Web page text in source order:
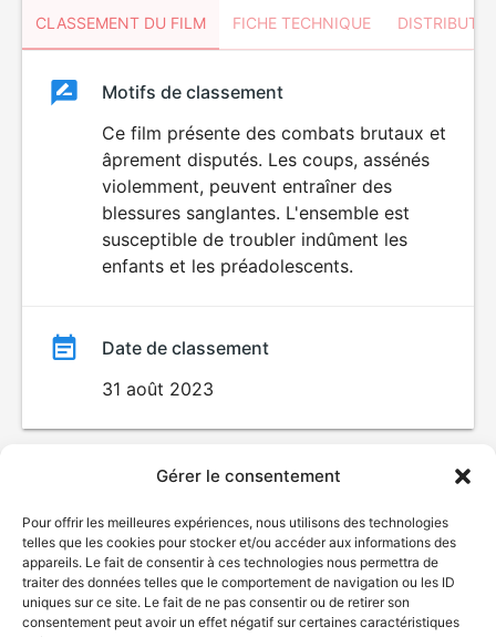
Gérer le consentement
Pour offrir les meilleures expériences, nous utilisons des technologies
telles que les cookies pour stocker et/ou accéder aux informations des
appareils. Le fait de consentir à ces technologies nous permettra de
traiter des données telles que le comportement de navigation ou les ID
uniques sur ce site. Le fait de ne pas consentir ou de retirer son
consentement peut avoir un effet négatif sur certaines caractéristiques
CLASSEMENT DU FILM FICHE TECHNIQUE
ClassementClassement
VIOLENCE
Motifs de classement
Ce film présente des combats brutaux et
âprement disputés. Les coups, assénés
violemment, peuvent entraîner des
blessures sanglantes. L'ensemble est
susceptible de troubler indûment les
enfants et les préadolescents.
Date de classement
31 août 2023